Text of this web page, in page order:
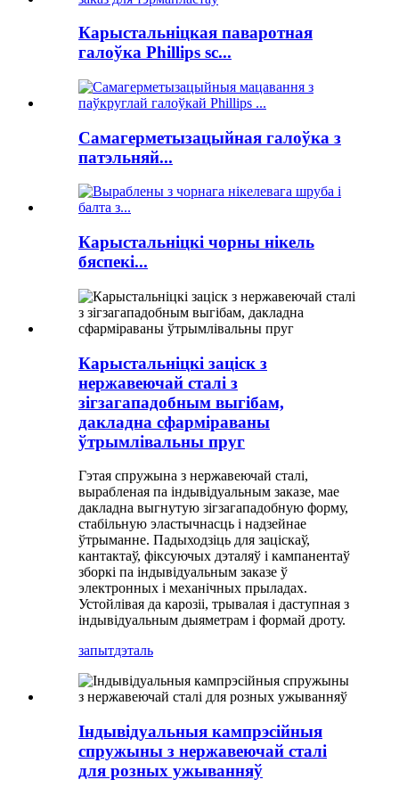
Карыстальніцкая паваротная
галоўка Phillips sc...
Самагерметызацыйная галоўка з
патэльняй...
Карыстальніцкі чорны нікель
бяспекі...
Карыстальніцкі заціск з
нержавеючай сталі з
зігзагападобным выгібам,
дакладна сфарміраваны
ўтрымлівальны пруг
Гэтая спружына з нержавеючай сталі,
вырабленая па індывідуальным заказе, мае
дакладна выгнутую зігзагападобную форму,
стабільную эластычнасць і надзейнае
ўтрыманне. Падыходзіць для заціскаў,
кантактаў, фіксуючых дэталяў і кампанентаў
зборкі па індывідуальным заказе ў
электронных і механічных прыладах.
Устойлівая да карозіі, трывалая і даступная з
індывідуальным дыяметрам і формай дроту.
запытдэталь
Індывідуальныя кампрэсійныя
спружыны з нержавеючай сталі
для розных ужыванняў